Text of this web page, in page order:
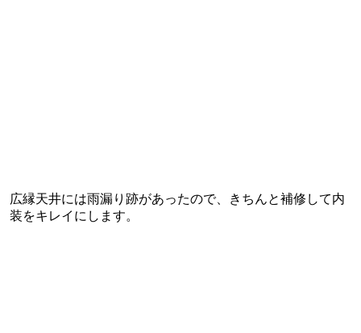
広縁天井には雨漏り跡があったので、きちんと補修して内
装をキレイにします。